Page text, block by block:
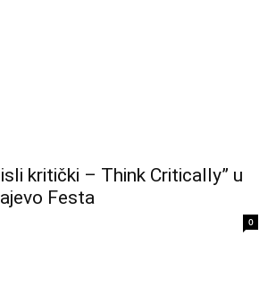
kritički – Think Critically” u
Festa
0